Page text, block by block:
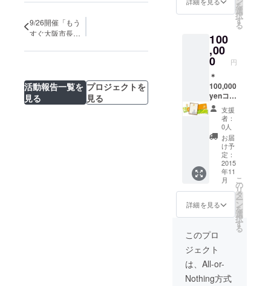
9/26開催「もう
すぐ大阪市長
で考える政策
ちに終了しまし
た。
活動報告一覧を
見る
プロジェクトを
見る
相談、
分野に
合わせ
て）
【3時間
利用権
の例】
・西澤
マキコ
自然史
系博物
館での
経験を
活かし
た、標
本の作
り方講
座また
は、標
本作り
ショッ
プの講
演等 ・
武田 か
おり
「TTP
を
選
択
す
る
100
,00
0 円
＊
100,000
yenコー
ス すべ
ての運
気の上
がる
グッズ
＋大阪
UP！メ
ンバー
３時間
利用券
＋ 大阪
Upper
臣とし
て【似
顔絵入
り感謝
状】贈
呈！ ご
支援
者：
0人
お届
け予
定：
2015
年11
月
詳細を見る
こ
の
リ
タ
ー
ン
を
選
択
す
る
このプロ
ジェクト
は、All-or-
Nothing方式